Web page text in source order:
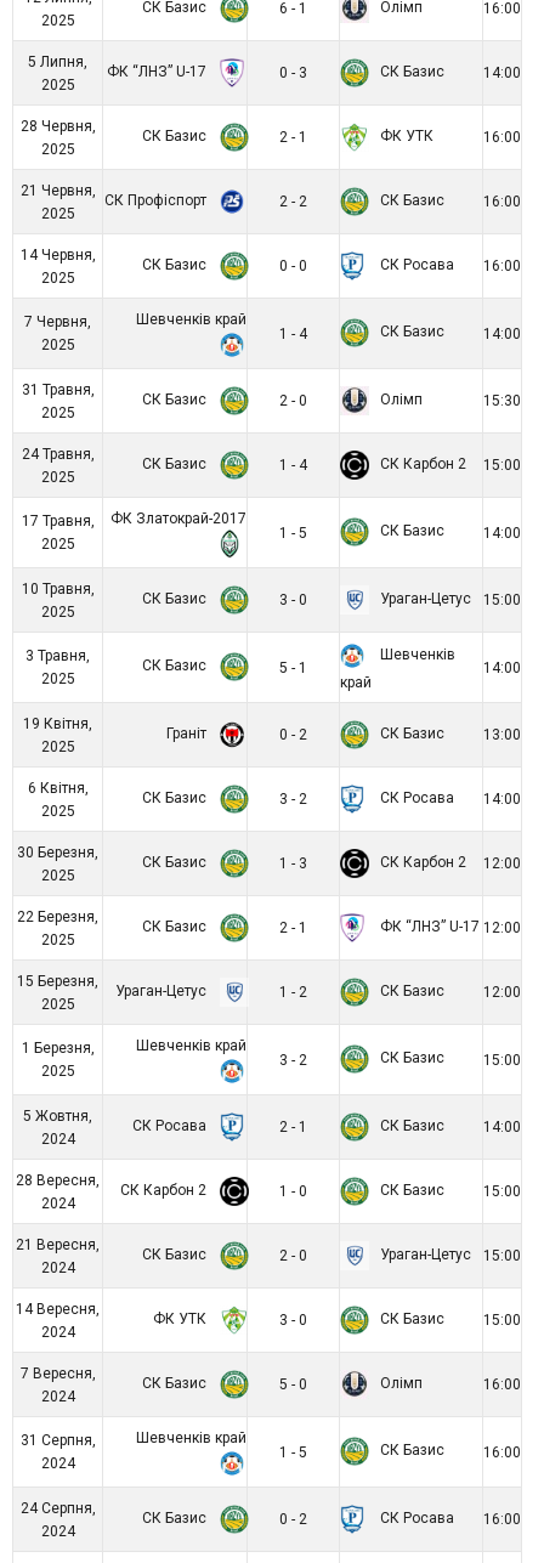
2025
СК Базис 6 - 1 Олімп 16:00
5 Липня,
2025
ФК “ЛНЗ” U-17 0 - 3 СК Базис 14:00
28 Червня,
2025
СК Базис 2 - 1 ФК УТК 16:00
21 Червня,
2025
СК Профіспорт 2 - 2 СК Базис 16:00
14 Червня,
2025
СК Базис 0 - 0 СК Росава 16:00
7 Червня,
2025
Шевченків край
1 - 4
СК Базис 14:00
31 Травня,
2025
СК Базис 2 - 0 Олімп 15:30
24 Травня,
2025
СК Базис 1 - 4 СК Карбон 2 15:00
17 Травня,
2025
ФК Златокрай-2017
1 - 5
СК Базис 14:00
10 Травня,
2025
СК Базис 3 - 0 Ураган-Цетус 15:00
3 Травня,
2025
СК Базис 5 - 1
Шевченків
край
14:00
19 Квітня,
2025
Граніт 0 - 2 СК Базис 13:00
6 Квітня,
2025
СК Базис 3 - 2 СК Росава 14:00
30 Березня,
2025
СК Базис 1 - 3 СК Карбон 2 12:00
22 Березня,
2025
СК Базис 2 - 1 ФК “ЛНЗ” U-17 12:00
15 Березня,
2025
Ураган-Цетус 1 - 2 СК Базис 12:00
1 Березня,
2025
Шевченків край
3 - 2
СК Базис 15:00
5 Жовтня,
2024
СК Росава 2 - 1 СК Базис 14:00
28 Вересня,
2024
СК Карбон 2 1 - 0 СК Базис 15:00
21 Вересня,
2024
СК Базис 2 - 0 Ураган-Цетус 15:00
14 Вересня,
2024
ФК УТК 3 - 0 СК Базис 15:00
7 Вересня,
2024
СК Базис 5 - 0 Олімп 16:00
31 Серпня,
2024
Шевченків край
1 - 5
СК Базис 16:00
24 Серпня,
2024
СК Базис 0 - 2 СК Росава 16:00